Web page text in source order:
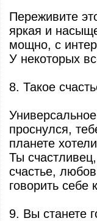
Переживите
яркая и
мощно, с
У некоторых
8. Такое
проснулся,
планете
Ты
счастье,
говорить себе
9. Вы станете